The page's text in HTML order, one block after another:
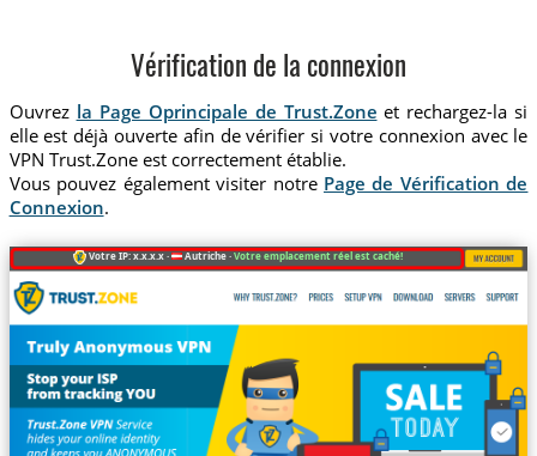
Vérification de la connexion
Ouvrez la Page Oprincipale de Trust.Zone et rechargez-la si
elle est déjà ouverte afin de vérifier si votre connexion avec le
VPN Trust.Zone est correctement établie.
Vous pouvez également visiter notre Page de Vérification de
Connexion.
Votre IP: x.x.x.x · Autriche ·Votre emplacement réel est caché!